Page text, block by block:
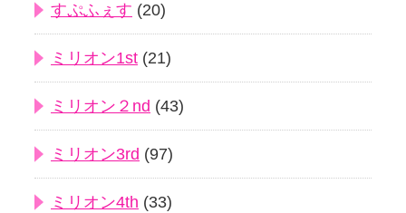
すぷふぇす (20)
ミリオン1st (21)
ミリオン２nd (43)
ミリオン3rd (97)
ミリオン4th (33)